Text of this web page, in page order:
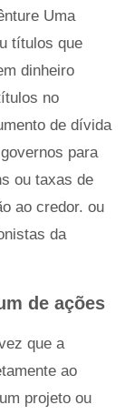
Uma
títulos que
dinheiro
no
de dívida
para
ou taxas de
ao credor. ou
da
de ações
que a
ao
projeto ou